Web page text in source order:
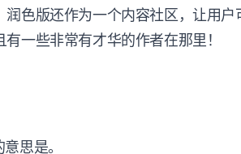
色版还作为一个内容社区，让用户
一些非常有才华的作者在那里！
思是。